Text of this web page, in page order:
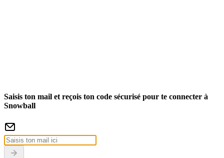
Saisis ton mail et reçois ton code sécurisé pour te connecter à
Snowball